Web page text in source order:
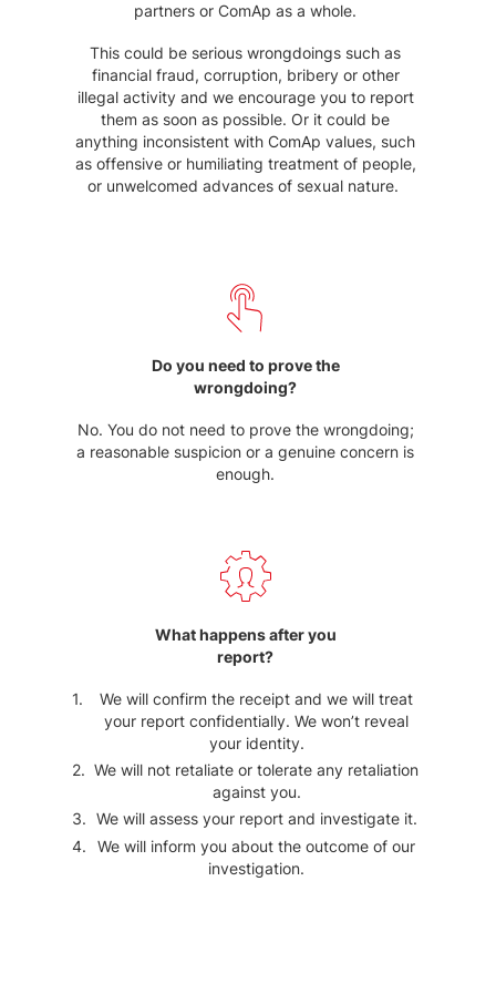
partners or ComAp as a whole.
This could be serious wrongdoings such as
financial fraud, corruption, bribery or other
illegal activity and we encourage you to report
them as soon as possible. Or it could be
anything inconsistent with ComAp values, such
as offensive or humiliating treatment of people,
or unwelcomed advances of sexual nature.
Do you need to prove the
wrongdoing?
No. You do not need to prove the wrongdoing;
a reasonable suspicion or a genuine concern is
enough.
What happens after you
report?
We will confirm the receipt and we will treat
your report confidentially. We won’t reveal
your identity.
We will not retaliate or tolerate any retaliation
against you.
We will assess your report and investigate it.
We will inform you about the outcome of our
investigation.